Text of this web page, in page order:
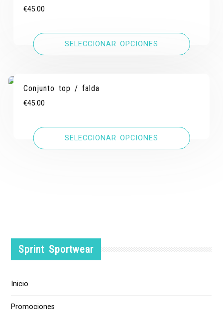
€45.00
SELECCIONAR OPCIONES
Conjunto top / falda
€45.00
SELECCIONAR OPCIONES
Sprint Sportwear
Inicio
Promociones